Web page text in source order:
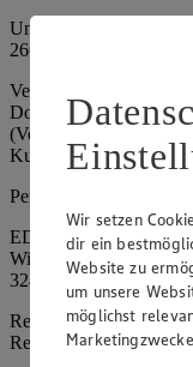
Umsatzsteuer-
266067317
Vertretungsberechtigte:
Dominique Klingsiek
(Vorstandsmitglied),
Kuhlmann
Persönlich haftende
EDEKA Minden-
Wittelsbacherallee 61
32427 Minden
Registergericht:
Registernummer: HRB
Wir setzen
dir ein
Website zu
um unsere
möglichst